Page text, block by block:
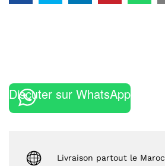
Discuter sur WhatsApp
Livraison partout le Maroc